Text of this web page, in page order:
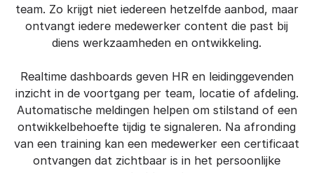
team. Zo krijgt niet iedereen hetzelfde aanbod, maar
ontvangt iedere medewerker content die past bij
diens werkzaamheden en ontwikkeling.
Realtime dashboards geven HR en leidinggevenden
inzicht in de voortgang per team, locatie of afdeling.
Automatische meldingen helpen om stilstand of een
ontwikkelbehoefte tijdig te signaleren. Na afronding
van een training kan een medewerker een certificaat
ontvangen dat zichtbaar is in het persoonlijke